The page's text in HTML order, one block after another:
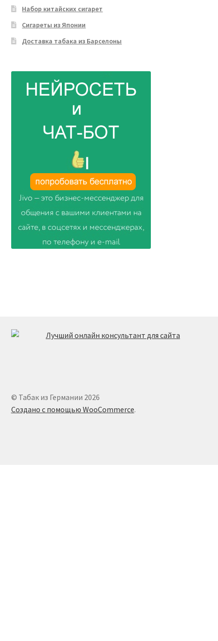
Набор китайских сигарет
Сигареты из Японии
Доставка табака из Барселоны
© Табак из Германии 2026
Создано с помощью WooCommerce.